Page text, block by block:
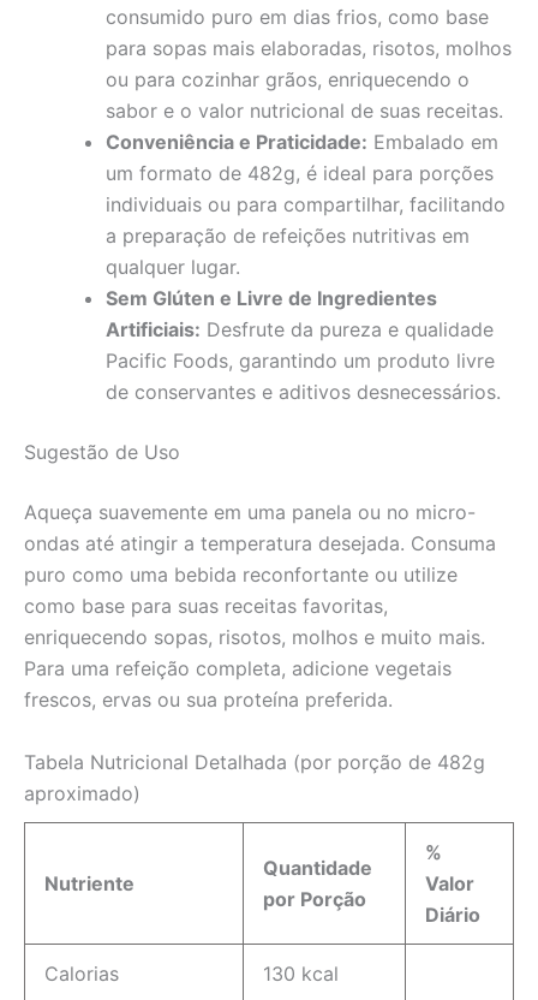
consumido puro em dias frios, como base
para sopas mais elaboradas, risotos, molhos
ou para cozinhar grãos, enriquecendo o
sabor e o valor nutricional de suas receitas.
Conveniência e Praticidade: Embalado em
um formato de 482g, é ideal para porções
individuais ou para compartilhar, facilitando
a preparação de refeições nutritivas em
qualquer lugar.
Sem Glúten e Livre de Ingredientes
Artificiais: Desfrute da pureza e qualidade
Pacific Foods, garantindo um produto livre
de conservantes e aditivos desnecessários.
Sugestão de Uso
Aqueça suavemente em uma panela ou no micro-
ondas até atingir a temperatura desejada. Consuma
puro como uma bebida reconfortante ou utilize
como base para suas receitas favoritas,
enriquecendo sopas, risotos, molhos e muito mais.
Para uma refeição completa, adicione vegetais
frescos, ervas ou sua proteína preferida.
Tabela Nutricional Detalhada (por porção de 482g
aproximado)
Nutriente
Quantidade
por Porção
%
Valor
Diário
Calorias 130 kcal